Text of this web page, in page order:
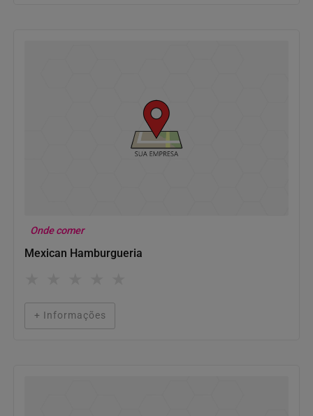
Onde comer
Mexican Hamburgueria
+ Informações